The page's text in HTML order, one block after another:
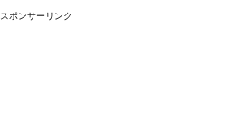
スポンサーリンク